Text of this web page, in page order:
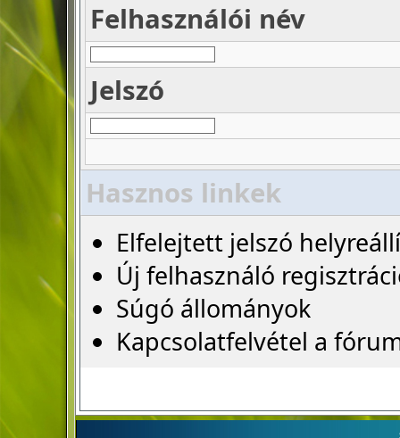
Felhasználói név
Jelszó
Hasznos linkek
Elfelejtett jelszó
Új felhasználó
Súgó állományok
Kapcsolatfelvétel a